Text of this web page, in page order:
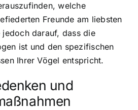
welche
Freunde am liebsten
jedoch darauf, dass die
ist und den spezifischen
Ihrer Vögel entspricht.
und